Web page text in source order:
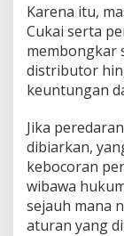
Karena itu,
Cukai serta
membongkar
distributor
keuntungan
Jika
dibiarkan,
kebocoran
wibawa
sejauh mana
aturan yang